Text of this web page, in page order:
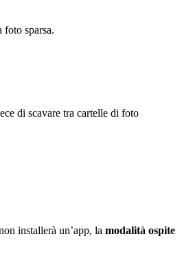
sparsa.
di scavare tra cartelle di foto
installerà un’app, la modalità ospite